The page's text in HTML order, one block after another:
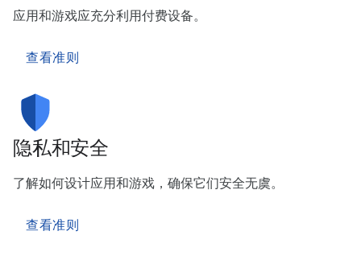
应用和游戏应充分利用付费设备。
查看准则
隐私和安全
了解如何设计应用和游戏，确保它们安全无虞。
查看准则